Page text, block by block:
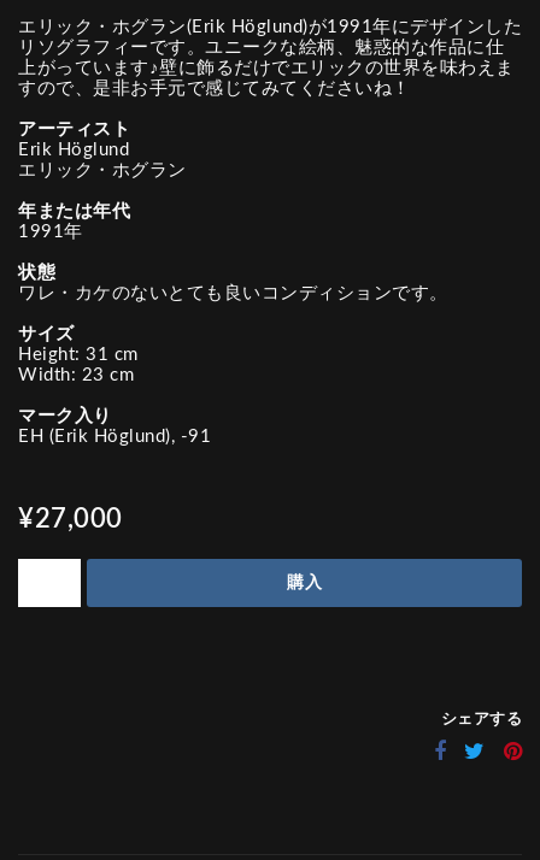
エリック・ホグラン(Erik Höglund)が1991年にデザインした
リソグラフィーです。ユニークな絵柄、魅惑的な作品に仕
上がっています♪壁に飾るだけでエリックの世界を味わえま
すので、是非お手元で感じてみてくださいね！
アーティスト
Erik Höglund
エリック・ホグラン
年または年代
1991年
状態
ワレ・カケのないとても良いコンディションです。
サイズ
Height: 31 cm
Width: 23 cm
マーク入り
EH (Erik Höglund), -91
¥27,000
購入
シェアする